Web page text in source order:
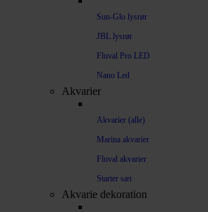
Sun-Glo lysrør
JBL lysrør
Fluval Pro LED
Nano Led
Akvarier
Akvarier (alle)
Marina akvarier
Fluval akvarier
Starter sæt
Akvarie dekoration